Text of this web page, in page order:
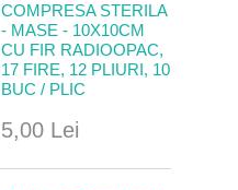
COMPRESA STERILA
- MASE - 10X10CM
CU FIR RADIOOPAC,
17 FIRE, 12 PLIURI, 10
BUC / PLIC
5,00 Lei